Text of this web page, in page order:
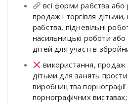
всі форми рабства або
продаж і торгівля дітьми,
рабства, підневільні
насильницькі роботи
дітей для участі в
використання, продаж
дітьми для занять
виробництва
порнографічних виставах;